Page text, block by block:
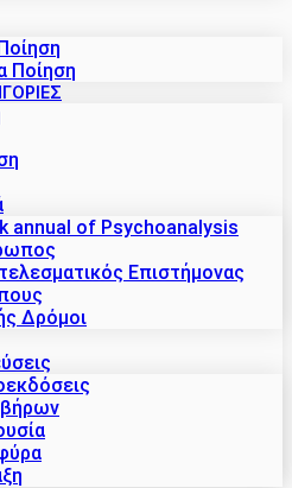
Ποίηση
annual of Psychoanalysis
Επιστήμονας
Δρόμοι